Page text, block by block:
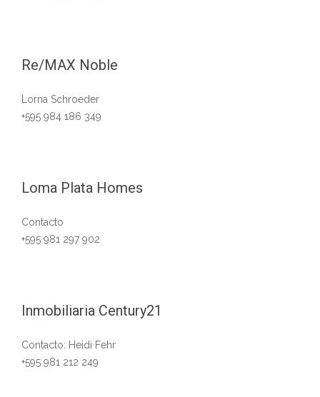
Re/MAX Noble
Lorna Schroeder
+595 984 186 349
Loma Plata Homes
Contacto
+595 981 297 902
Inmobiliaria Century21
Contacto: Heidi Fehr
+595 981 212 249